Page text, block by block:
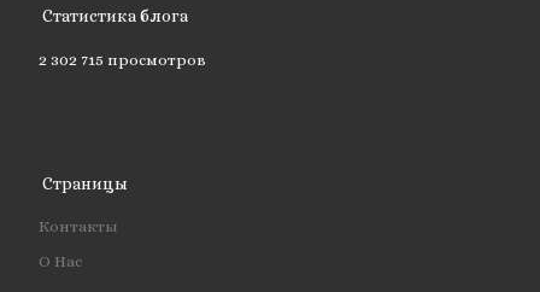
Статистика блога
2 302 715 просмотров
Страницы
Контакты
О Нас